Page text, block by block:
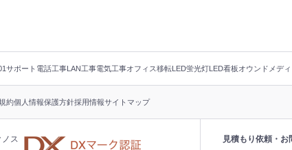
サポート 電話工事LAN工事電気工事オフィス移転LED蛍光灯LED看板オウンドメデ
約個人情報保護方針採用情報サイトマップ
ス
見積もり依頼・お